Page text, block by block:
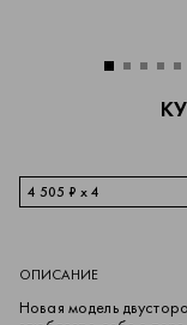
4 505 ₽ x 4
ОПИСАНИЕ
Новая модель